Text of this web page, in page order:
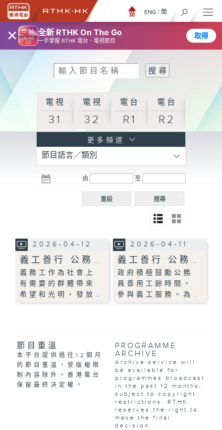
× 全新 RTHK On The Go
一手掌握 RTHK 電台、電視節目
取得
ENG / 簡
電視
31
電視
32
電台
R1
電台
R2
R3
電台 電台
R5
電台
普通
更多頻道
節目語言／類別
由 至
搜尋
重設
2026-04-12
義工善行 公務…
義務工作為社會上
有需要的群體帶來
希望和光明，發放…
2026-04-11
義工善行 公務…
政府積極鼓勵公務
員善用工餘時間，
參與義工服務。為…
節目重溫
本平台提供過往12個月
的節目重溫，受版權限
制內容除外。香港電台
保留最終決定權。
PROGRAMME
ARCHIVE
Archive service will
be available for
programmes broadcast
in the past 12 months,
subject to copyright
restrictions. RTHK
reserves the right to
make the final
decision.